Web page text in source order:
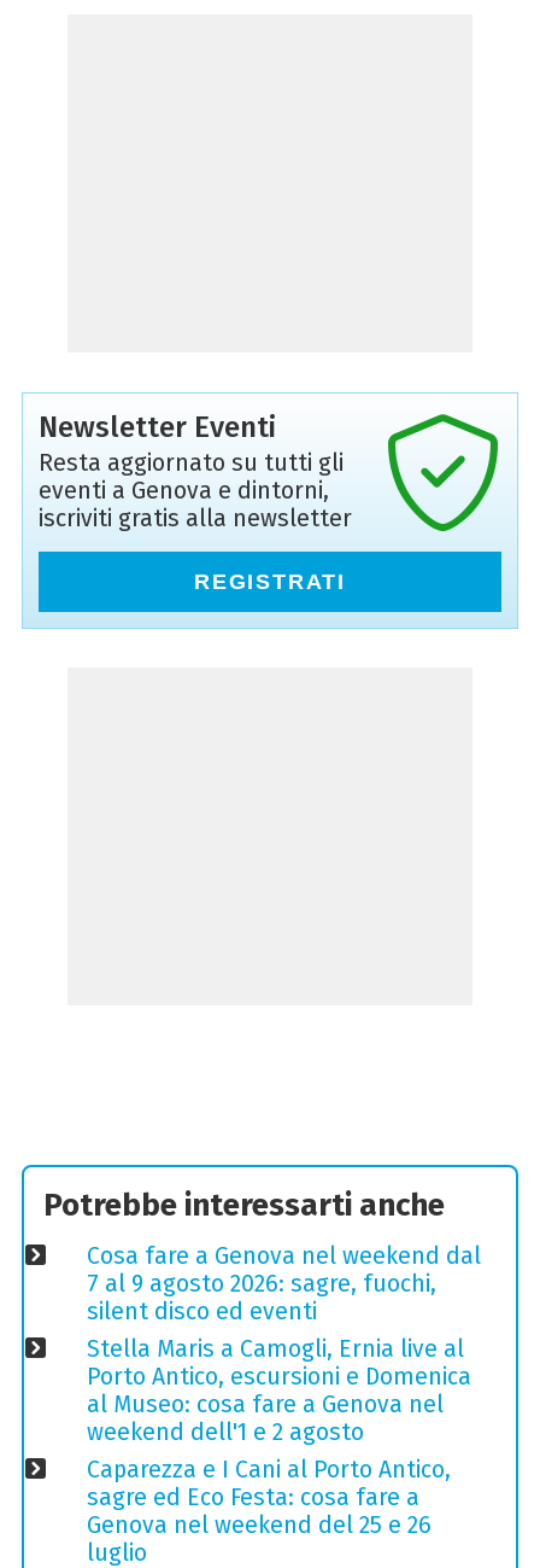
Newsletter Eventi
Resta aggiornato su tutti gli
eventi a Genova e dintorni,
iscriviti gratis alla newsletter
REGISTRATI
Potrebbe interessarti anche
Cosa fare a Genova nel weekend dal
7 al 9 agosto 2026: sagre, fuochi,
silent disco ed eventi
Stella Maris a Camogli, Ernia live al
Porto Antico, escursioni e Domenica
al Museo: cosa fare a Genova nel
weekend dell'1 e 2 agosto
Caparezza e I Cani al Porto Antico,
sagre ed Eco Festa: cosa fare a
Genova nel weekend del 25 e 26
luglio